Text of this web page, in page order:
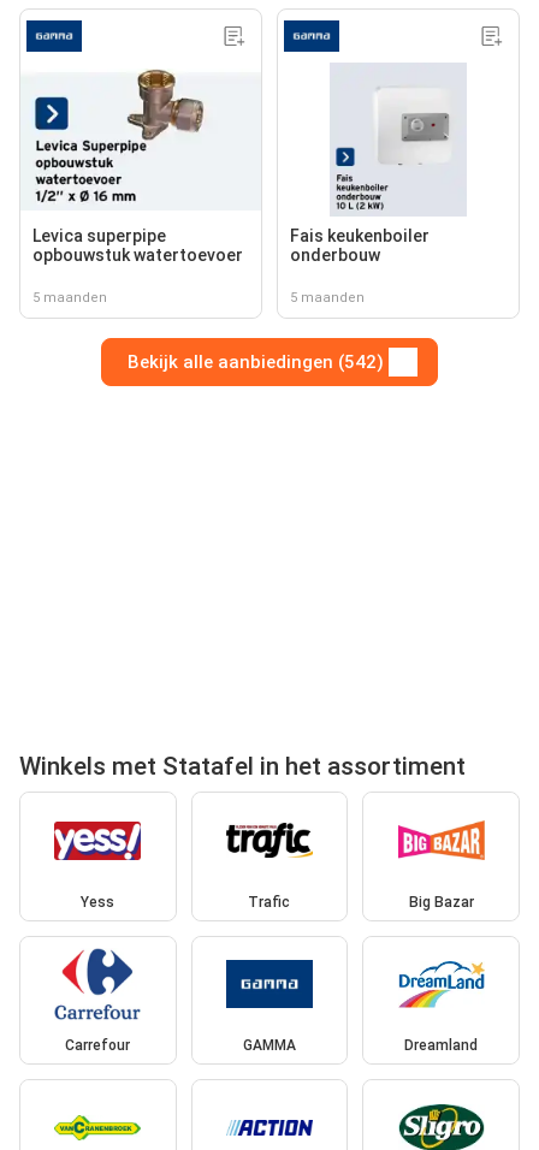
Levica superpipe
opbouwstuk watertoevoer
5 maanden
Fais keukenboiler
onderbouw
5 maanden
Bekijk alle aanbiedingen (542)
Winkels met Statafel in het assortiment
Yess Trafic Big Bazar
Carrefour GAMMA Dreamland